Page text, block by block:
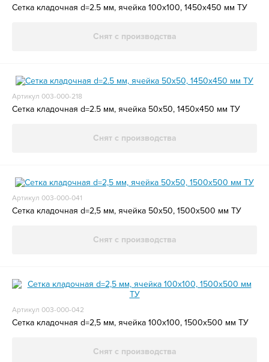
Сетка кладочная d=2.5 мм, ячейка 100х100, 1450х450 мм ТУ
Снят с производства
Артикул 003-000-218
Сетка кладочная d=2.5 мм, ячейка 50х50, 1450х450 мм ТУ
Снят с производства
Артикул 003-000-041
Сетка кладочная d=2,5 мм, ячейка 50х50, 1500х500 мм ТУ
Снят с производства
Артикул 003-000-042
Сетка кладочная d=2,5 мм, ячейка 100х100, 1500х500 мм ТУ
Снят с производства